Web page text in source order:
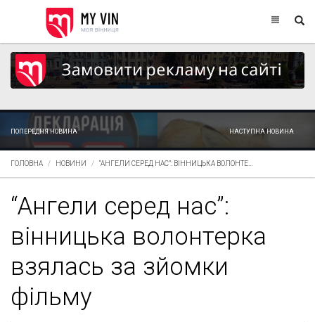
ПОПЕРЕДНЯ НОВИНА НАСТУПНА НОВИНА
ГОЛОВНА НОВИНИ “АНГЕЛИ СЕРЕД НАС”: ВІННИЦЬКА ВОЛОНТЕ...
“Ангели серед нас”:
вінницька волонтерка
взялась за зйомки
фільму